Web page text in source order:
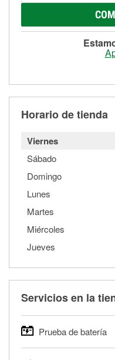
Horario de tienda
Viernes
Sábado
Domingo
Lunes
Martes
Miércoles
Jueves
Servicios en la
Prueba de batería